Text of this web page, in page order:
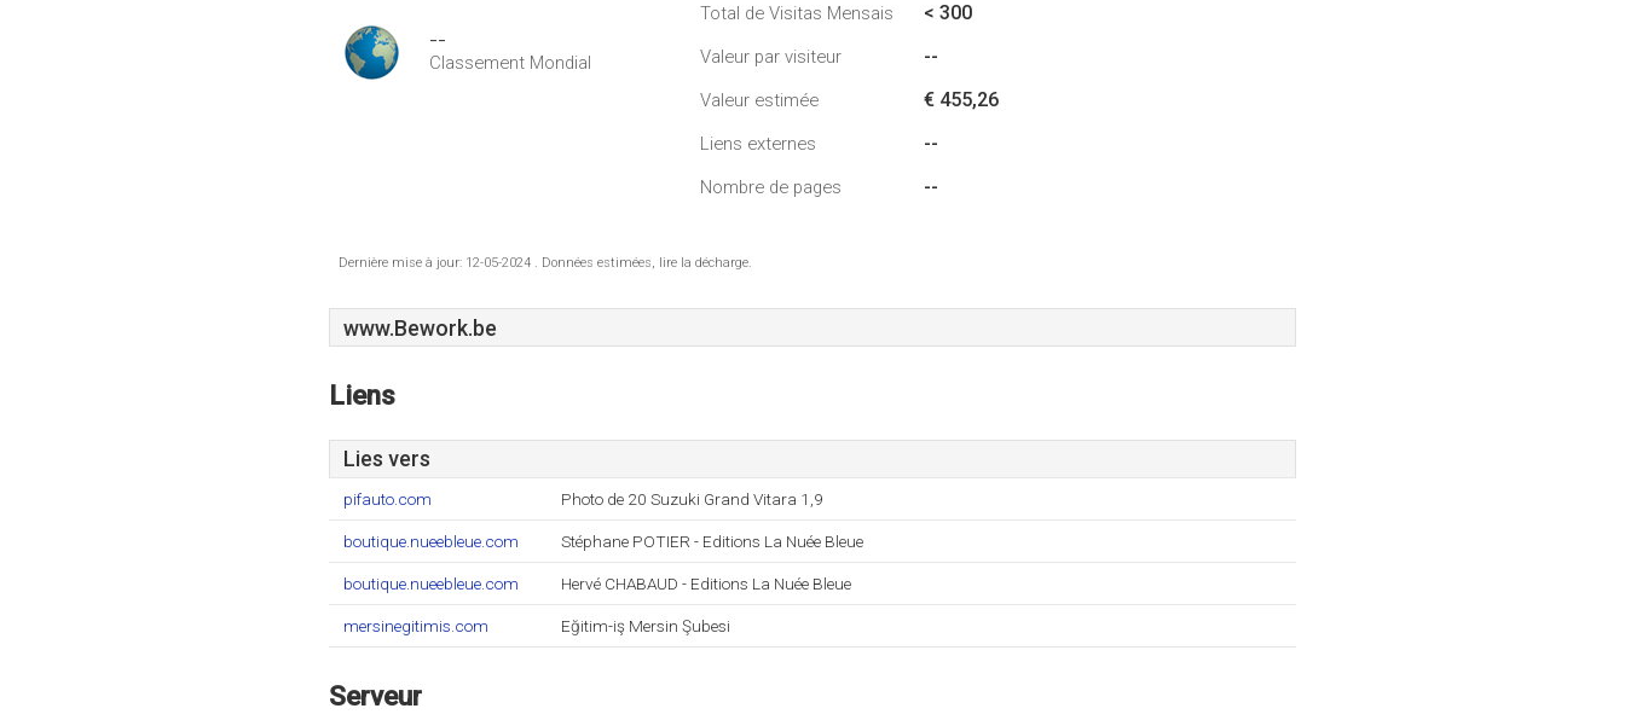
--
Classement Mondial
Total de Visitas Mensais < 300
Valeur par visiteur --
Valeur estimée € 455,26
Liens externes --
Nombre de pages --
Dernière mise à jour: 12-05-2024 . Données estimées, lire la décharge.
www.Bework.be
Liens
Lies vers
pifauto.com Photo de 20 Suzuki Grand Vitara 1,9
boutique.nueebleue.com Stéphane POTIER - Editions La Nuée Bleue
boutique.nueebleue.com Hervé CHABAUD - Editions La Nuée Bleue
mersinegitimis.com Eğitim-iş Mersin Şubesi
Serveur